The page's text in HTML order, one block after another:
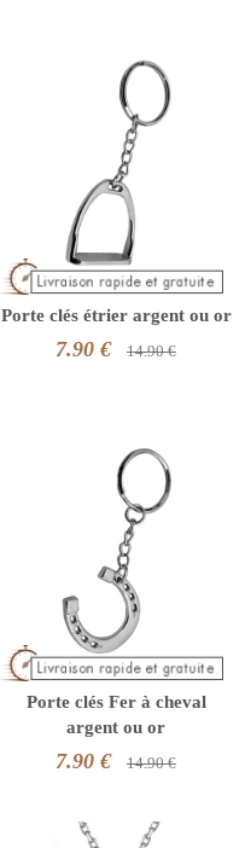
Porte clés étrier argent ou or
7.90 € 14.90 €
Porte clés Fer à cheval
argent ou or
7.90 € 14.90 €